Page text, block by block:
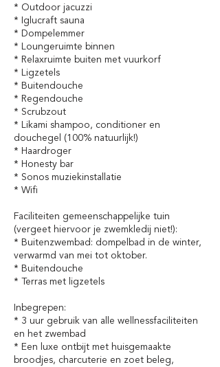
* Outdoor jacuzzi
* Iglucraft sauna
* Dompelemmer
* Loungeruimte binnen
* Relaxruimte buiten met vuurkorf
* Ligzetels
* Buitendouche
* Regendouche
* Scrubzout
* Likami shampoo, conditioner en
douchegel (100% natuurlijk!)
* Haardroger
* Honesty bar
* Sonos muziekinstallatie
* Wifi
Faciliteiten gemeenschappelijke tuin
(vergeet hiervoor je zwemkledij niet!):
* Buitenzwembad: dompelbad in de winter,
verwarmd van mei tot oktober.
* Buitendouche
* Terras met ligzetels
Inbegrepen:
* 3 uur gebruik van alle wellnessfaciliteiten
en het zwembad
* Een luxe ontbijt met huisgemaakte
broodjes, charcuterie en zoet beleg,